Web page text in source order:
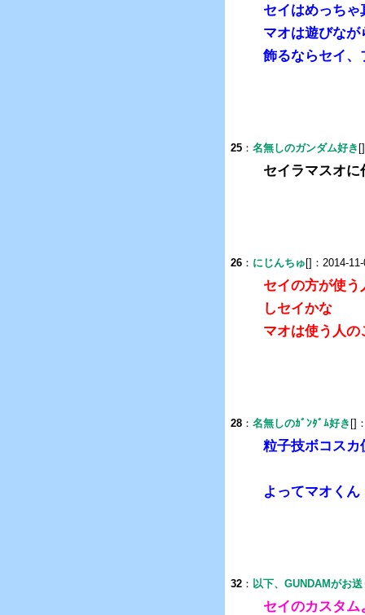
セイはめっち
マオは遊びな
飾るならセイ、
25 ： 名無しのガンダム好き
セイラマスオ
26 ： にじんちゅ []：2014-
セイの方が使
しセイかな
マオは使う人
28 ： 名無しのｶﾞﾝﾀﾞﾑ好き []
粒子技ボコスカ
よってマオくん
32 ： 以下、GUNDAMがお
セイのカスタ